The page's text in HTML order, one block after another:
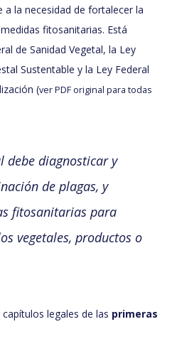
a la necesidad de fortalecer la
fitosanitarias. Está
de Sanidad Vegetal, la Ley
Sustentable y la Ley Federal
(ver PDF original para todas
debe diagnosticar y
de plagas, y
fitosanitarias para
vegetales, productos o
legales de las primeras